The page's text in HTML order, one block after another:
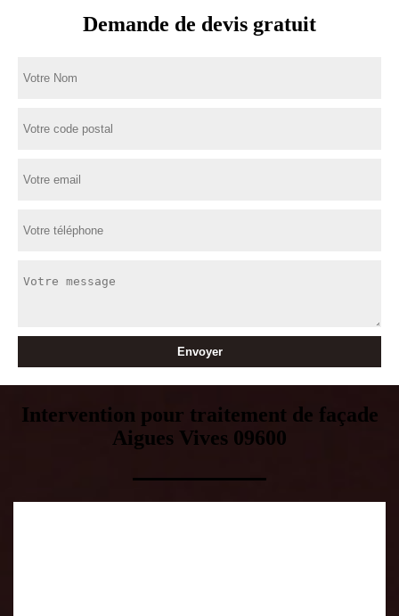
Demande de devis gratuit
Intervention pour traitement de façade
Aigues Vives 09600